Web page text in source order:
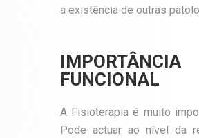
a existência de outras
FUNCIONAL
A Fisioterapia é muito
Pode actuar ao nível da